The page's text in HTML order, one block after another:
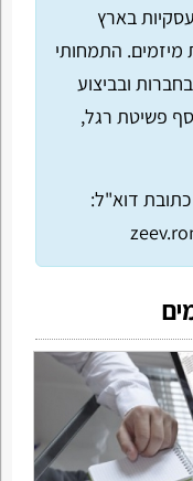
בארץ
מיזמים. התמחותי
ובביצוע
פשיטת רגל,
כתובת דוא"ל: